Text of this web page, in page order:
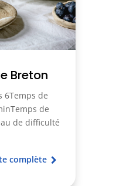
Breton
6Temps de
de
de difficulté
complète